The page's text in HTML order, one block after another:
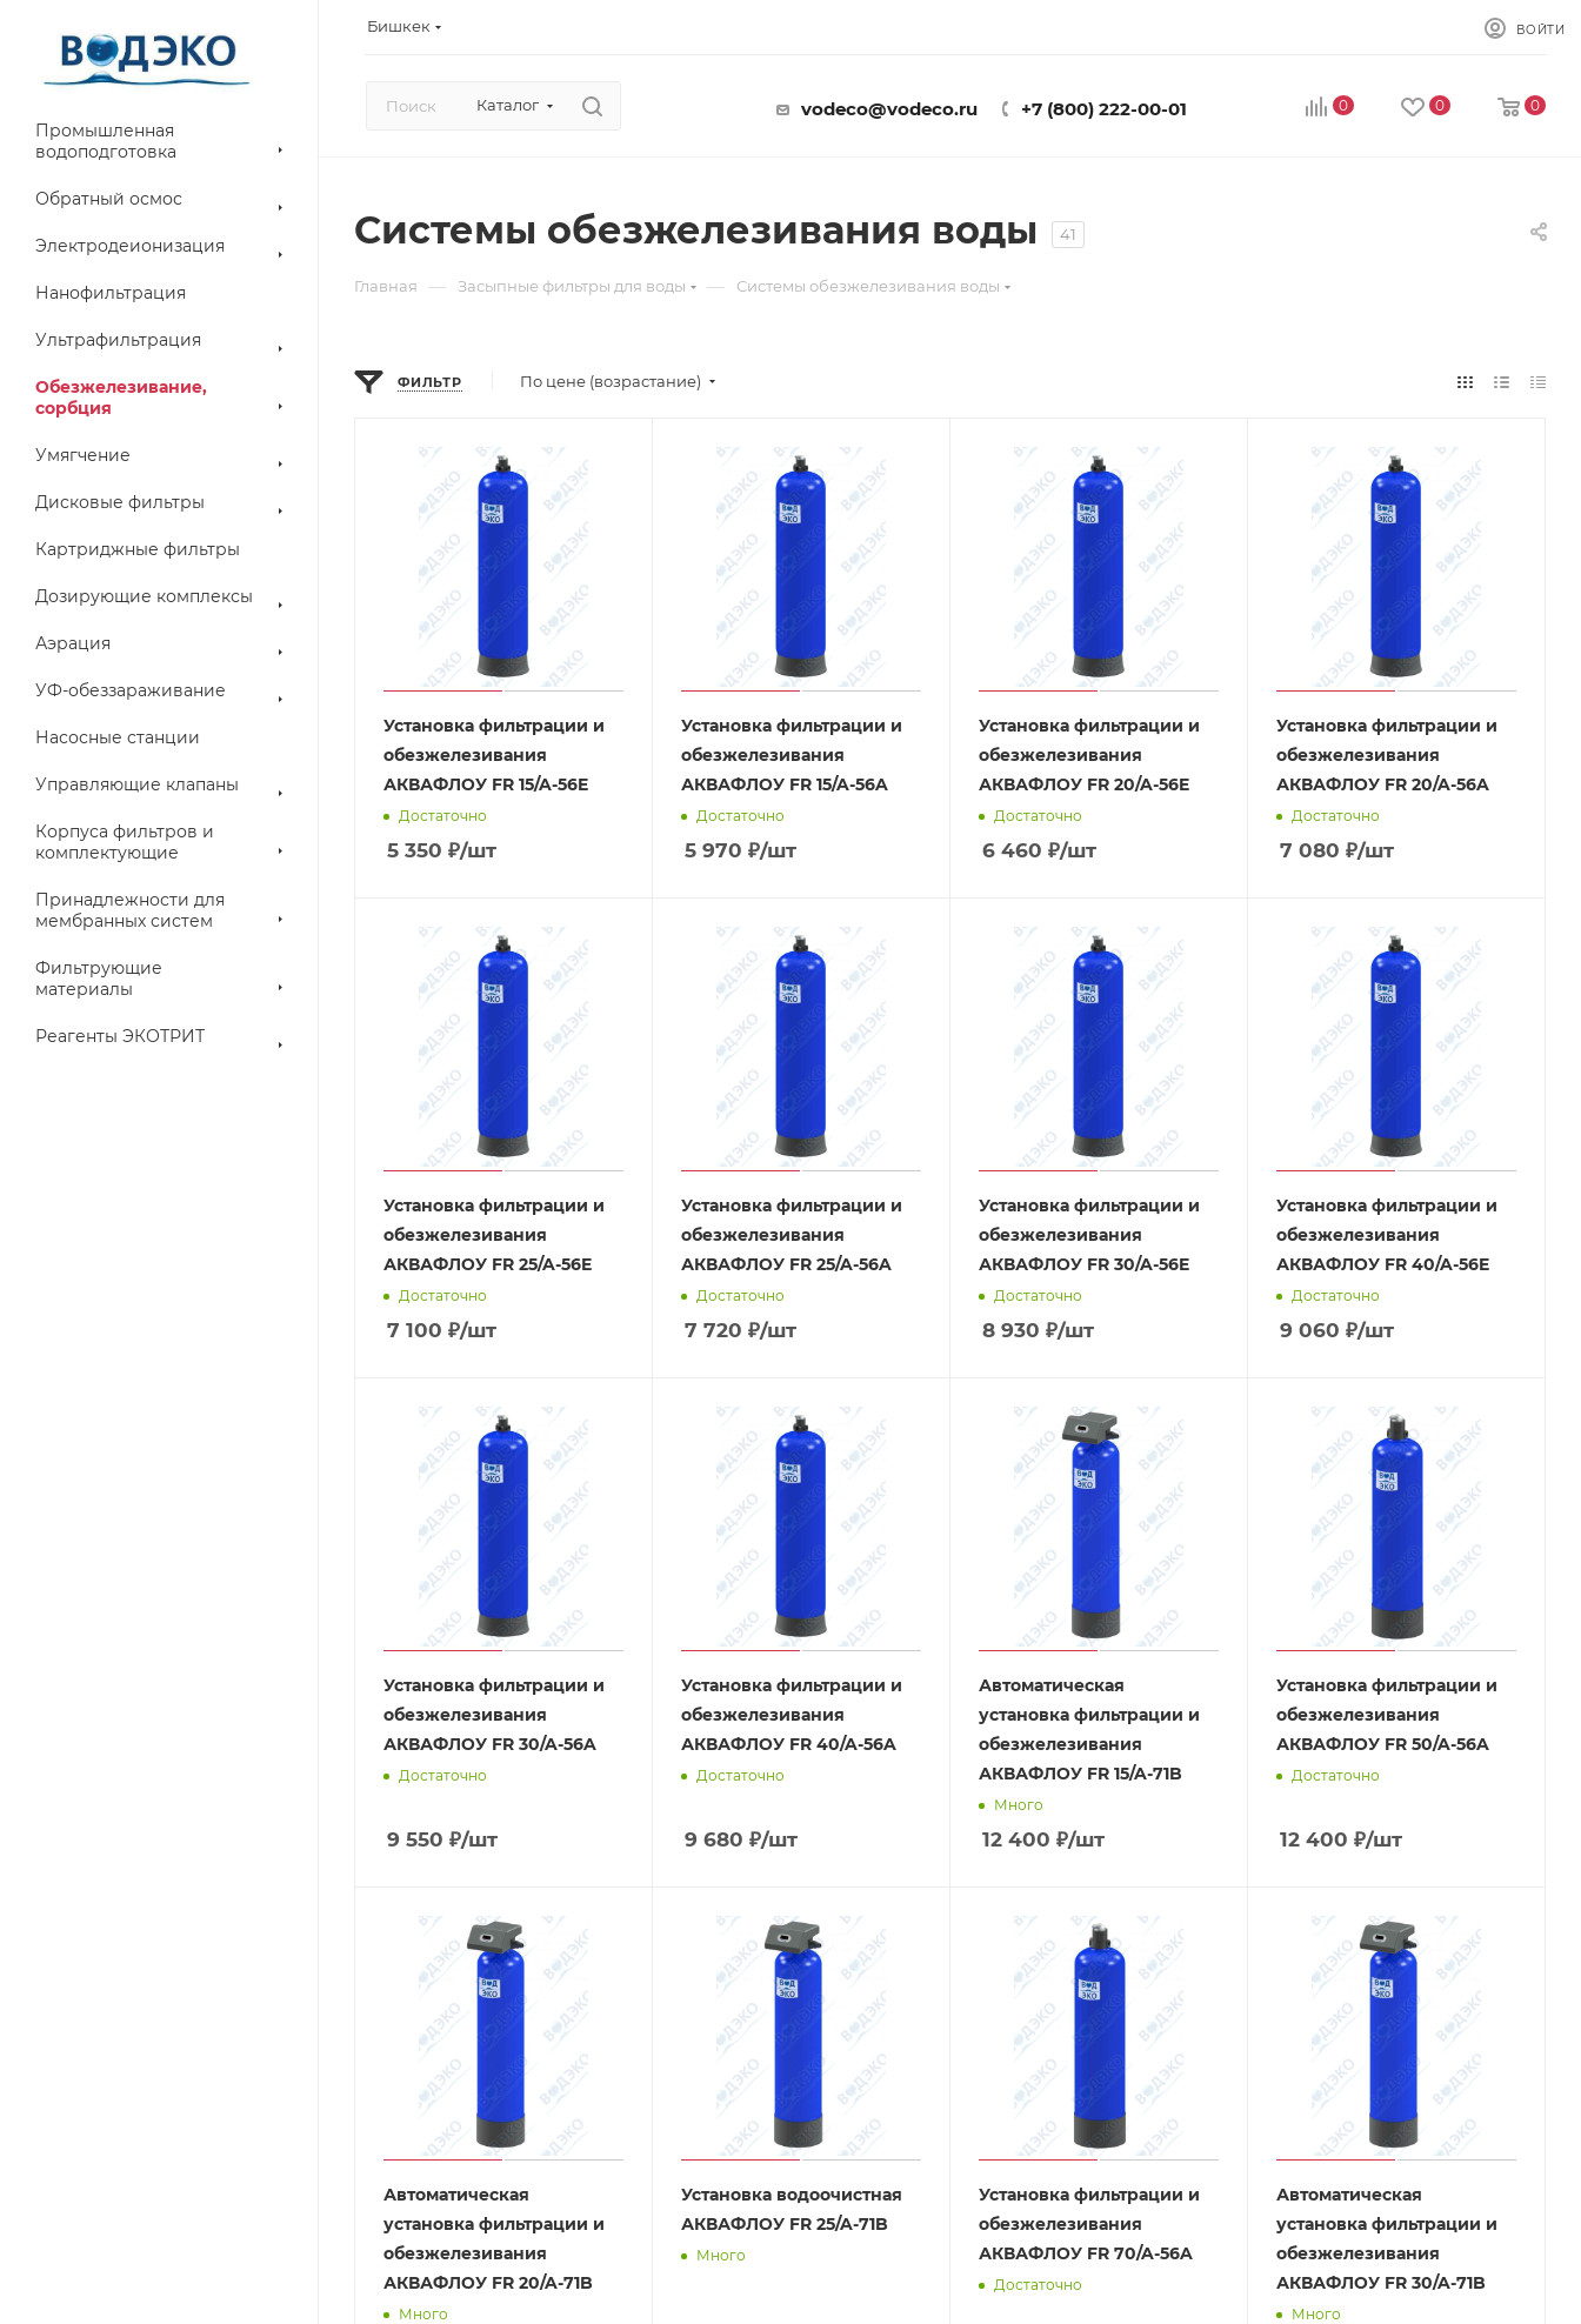
Бишкек ВОЙТИ
Каталог vodeco@vodeco.ru +7 (800) 222-00-01 0 0 0
Промышленная
водоподготовка
Обратный осмос
Электродеионизация
Нанофильтрация
Ультрафильтрация
Обезжелезивание,
сорбция
Умягчение
Дисковые фильтры
Картриджные фильтры
Дозирующие комплексы
Аэрация
УФ-обеззараживание
Насосные станции
Управляющие клапаны
Корпуса фильтров и
комплектующие
Принадлежности для
мембранных систем
Фильтрующие
материалы
Реагенты ЭКОТРИТ
Системы обезжелезивания воды 41
Главная — Засыпные фильтры для воды — Системы обезжелезивания воды
ФИЛЬТР По цене (возрастание)
Установка фильтрации и
обезжелезивания
АКВАФЛОУ FR 15/A-56E
Достаточно
5 350 ₽/шт
Установка фильтрации и
обезжелезивания
АКВАФЛОУ FR 15/A-56A
Достаточно
5 970 ₽/шт
Установка фильтрации и
обезжелезивания
АКВАФЛОУ FR 20/A-56E
Достаточно
6 460 ₽/шт
Установка фильтрации и
обезжелезивания
АКВАФЛОУ FR 20/A-56A
Достаточно
7 080 ₽/шт
Установка фильтрации и
обезжелезивания
АКВАФЛОУ FR 25/A-56E
Достаточно
7 100 ₽/шт
Установка фильтрации и
обезжелезивания
АКВАФЛОУ FR 25/A-56A
Достаточно
7 720 ₽/шт
Установка фильтрации и
обезжелезивания
АКВАФЛОУ FR 30/A-56E
Достаточно
8 930 ₽/шт
Установка фильтрации и
обезжелезивания
АКВАФЛОУ FR 40/A-56E
Достаточно
9 060 ₽/шт
Установка фильтрации и
обезжелезивания
АКВАФЛОУ FR 30/A-56A
Достаточно
9 550 ₽/шт
Установка фильтрации и
обезжелезивания
АКВАФЛОУ FR 40/A-56A
Достаточно
9 680 ₽/шт
Автоматическая
установка фильтрации и
обезжелезивания
АКВАФЛОУ FR 15/A-71B
Много
12 400 ₽/шт
Установка фильтрации и
обезжелезивания
АКВАФЛОУ FR 50/A-56A
Достаточно
12 400 ₽/шт
Автоматическая
установка фильтрации и
обезжелезивания
АКВАФЛОУ FR 20/A-71B
Много
Установка водоочистная
АКВАФЛОУ FR 25/A-71B
Много
Установка фильтрации и
обезжелезивания
АКВАФЛОУ FR 70/A-56A
Достаточно
Автоматическая
установка фильтрации и
обезжелезивания
АКВАФЛОУ FR 30/A-71B
Много